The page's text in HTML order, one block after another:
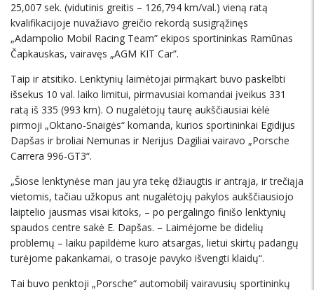
25,007 sek. (vidutinis greitis – 126,794 km/val.) vieną ratą
kvalifikacijoje nuvažiavo greičio rekordą susigrąžinęs
„Adampolio Mobil Racing Team” ekipos sportininkas Ramūnas
Čapkauskas, vairavęs „AGM KIT Car”.
Taip ir atsitiko. Lenktynių laimėtojai pirmąkart buvo paskelbti
išsekus 10 val. laiko limitui, pirmavusiai komandai įveikus 331
ratą iš 335 (993 km). O nugalėtojų taurę aukščiausiai kėlė
pirmoji „Oktano-Snaigės“ komanda, kurios sportininkai Egidijus
Dapšas ir broliai Nemunas ir Nerijus Dagiliai vairavo „Porsche
Carrera 996-GT3“.
„Šiose lenktynėse man jau yra tekę džiaugtis ir antrąja, ir trečiąja
vietomis, tačiau užkopus ant nugalėtojų pakylos aukščiausiojo
laiptelio jausmas visai kitoks, – po pergalingo finišo lenktynių
spaudos centre sakė E. Dapšas. – Laimėjome be didelių
problemų – laiku papildėme kuro atsargas, lietui skirtų padangų
turėjome pakankamai, o trasoje pavyko išvengti klaidų“.
Tai buvo penktoji „Porsche“ automobilį vairavusių sportininkų